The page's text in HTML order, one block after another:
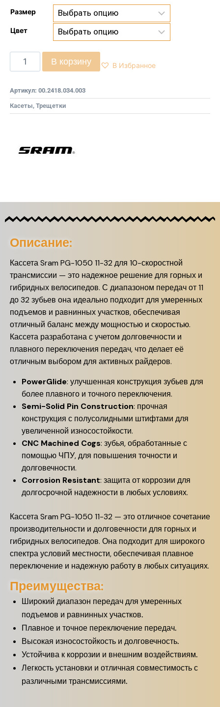
Размер
Цвет
В корзину В Избранное
Артикул: 00.2418.034.003
Касеты, Трещетки
Описание:
Кассета Sram PG-1050 11-32 для 10-скоростной
трансмиссии — это надежное решение для горных и
гибридных велосипедов. С диапазоном передач от 11
до 32 зубьев она идеально подходит для умеренных
подъемов и равнинных участков, обеспечивая
отличный баланс между мощностью и скоростью.
Кассета разработана с учетом долговечности и
плавного переключения передач, что делает её
отличным выбором для активных райдеров.
PowerGlide: улучшенная конструкция зубьев для
более плавного и точного переключения.
Semi-Solid Pin Construction: прочная
конструкция с полусолидными штифтами для
увеличенной износостойкости.
CNC Machined Cogs: зубья, обработанные с
помощью ЧПУ, для повышения точности и
долговечности.
Corrosion Resistant: защита от коррозии для
долгосрочной надежности в любых условиях.
Кассета Sram PG-1050 11-32 — это отличное сочетание
производительности и долговечности для горных и
гибридных велосипедов. Она подходит для широкого
спектра условий местности, обеспечивая плавное
переключение и надежную работу в любых ситуациях.
Преимущества:
Широкий диапазон передач для умеренных
подъемов и равнинных участков.
Плавное и точное переключение передач.
Высокая износостойкость и долговечность.
Устойчива к коррозии и внешним воздействиям.
Легкость установки и отличная совместимость с
различными трансмиссиями.